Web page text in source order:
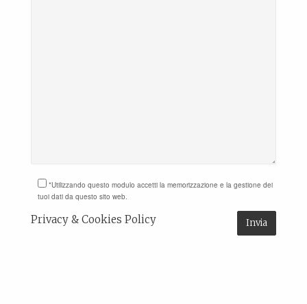
*Utilizzando questo modulo accetti la memorizzazione e la gestione dei
tuoi dati da questo sito web.
Privacy & Cookies Policy